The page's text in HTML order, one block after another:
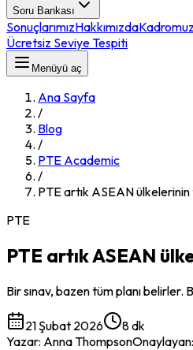
Soru Bankası
SonuçlarımızHakkımızdaKadromuz
Ücretsiz Seviye Tespiti
Menüyü aç
Ana Sayfa
/
Blog
/
PTE Academic
/
PTE artık ASEAN
PTE
PTE artık ASEAN
Bir sınav, bazen tüm planı belirler.
21 Şubat 2026
8 dk
Yazar: Anna ThompsonOnaylayan: